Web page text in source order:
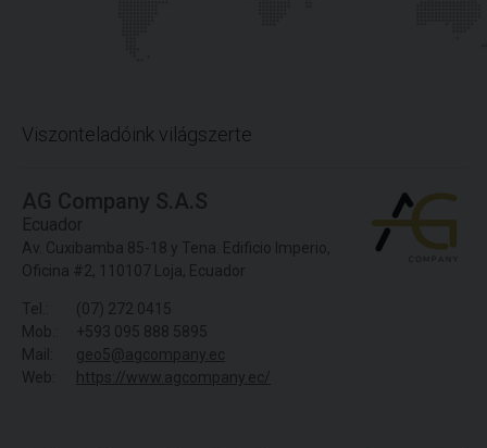
Viszonteladóink világszerte
AG Company S.A.S
Ecuador
Av. Cuxibamba 85-18 y Tena. Edificio Imperio,
Oficina #2, 110107 Loja, Ecuador
Tel.:
(07) 272 0415
Mob.:
+593 095 888 5895
Mail:
geo5@agcompany.ec
Web:
https://www.agcompany.ec/